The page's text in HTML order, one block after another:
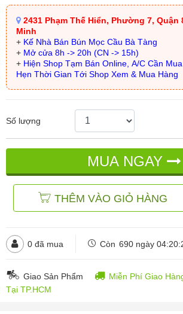
2431 Phạm Thế Hiển, Phường 7, Quận
Minh
+ Kế Nhà Bán Bún Mọc Cầu Bà Tàng
+ Mở cửa 8h -> 20h (CN -> 15h)
+ Hiện Shop Tạm Bán Online, A/C Cần
Hẹn Thời Gian Tới Shop Xem & Mua Hàng
Số lượng
MUA NGAY
THÊM VÀO GIỎ HÀNG
0 đã mua Còn 690 ngày
Giao Sản Phẩm
Miễn Phí Giao
Tại TP.HCM